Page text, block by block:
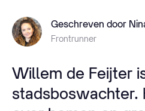
Geschreven door
Frontrunner
Willem de Feijter
stadsboswachter.